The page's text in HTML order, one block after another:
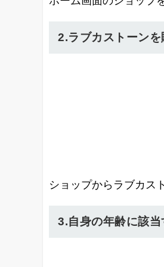
2.ラブカストーンを
ショップからラブカス
3.自身の年齢に該